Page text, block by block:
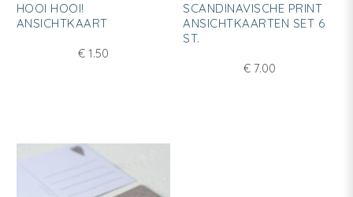
HOOI HOOI!
ANSICHTKAART
€1.50
SCANDINAVISCHE PRINT
ANSICHTKAARTEN SET 6
ST.
€ 7.00